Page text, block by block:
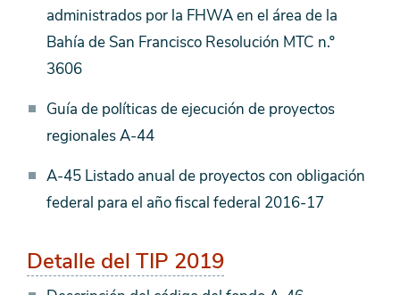
administrados por la FHWA en el área de la
Bahía de San Francisco Resolución MTC n.º
3606
Guía de políticas de ejecución de proyectos
regionales A-44
A-45 Listado anual de proyectos con obligación
federal para el año fiscal federal 2016-17
Detalle del TIP 2019